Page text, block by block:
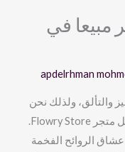
مبيعا في
apdelrhman
والتألق، ولذلك نحن
داخل متجر Flowry Store.
الروائح الفخمة